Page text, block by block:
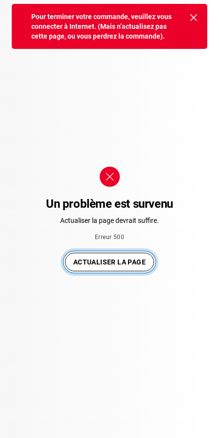
Pour terminer votre commande, veuillez vous
connecter à Internet. (Mais n’actualisez pas
cette page, ou vous perdrez la commande).
Un problème est survenu
Actualiser la page devrait suffire.
Erreur 500
ACTUALISER LA PAGE